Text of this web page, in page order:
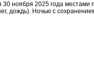
ноября 2025 года
дождь). Ночью с